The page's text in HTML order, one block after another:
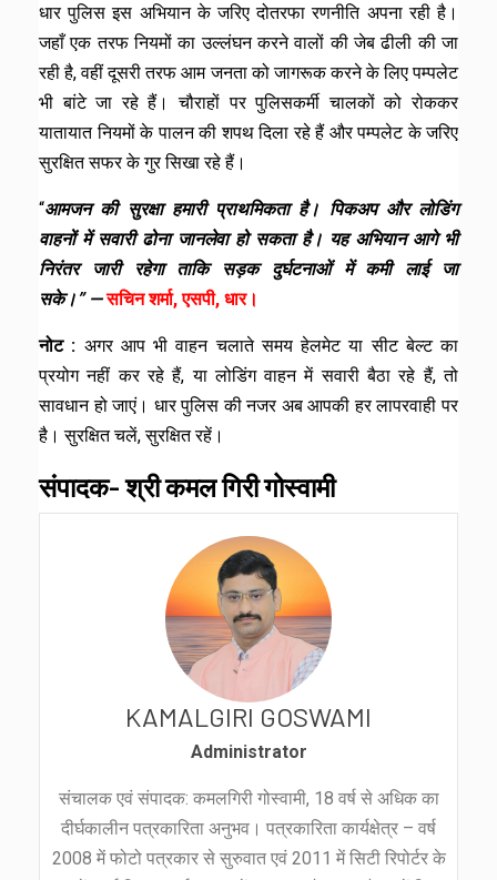
धार पुलिस इस अभियान के जरिए दोतरफा रणनीति अपना रही है।
जहाँ एक तरफ नियमों का उल्लंघन करने वालों की जेब ढीली की जा
रही है, वहीं दूसरी तरफ आम जनता को जागरूक करने के लिए पम्पलेट
भी बांटे जा रहे हैं। चौराहों पर पुलिसकर्मी चालकों को रोककर
यातायात नियमों के पालन की शपथ दिला रहे हैं और पम्पलेट के जरिए
सुरक्षित सफर के गुर सिखा रहे हैं।
“आमजन की सुरक्षा हमारी प्राथमिकता है। पिकअप और लोडिंग
वाहनों में सवारी ढोना जानलेवा हो सकता है। यह अभियान आगे भी
निरंतर जारी रहेगा ताकि सड़क दुर्घटनाओं में कमी लाई जा
सके।” —सचिन शर्मा, एसपी, धार।
नोट : अगर आप भी वाहन चलाते समय हेलमेट या सीट बेल्ट का
प्रयोग नहीं कर रहे हैं, या लोडिंग वाहन में सवारी बैठा रहे हैं, तो
सावधान हो जाएं। धार पुलिस की नजर अब आपकी हर लापरवाही पर
है। सुरक्षित चलें, सुरक्षित रहें।
संपादक- श्री कमल गिरी गोस्वामी
KAMALGIRI GOSWAMI
Administrator
संचालक एवं संपादक: कमलगिरी गोस्वामी, 18 वर्ष से अधिक का
दीर्घकालीन पत्रकारिता अनुभव। पत्रकारिता कार्यक्षेत्र – वर्ष
2008 में फोटो पत्रकार से सुरुवात एवं 2011 में सिटी रिपोर्टर के